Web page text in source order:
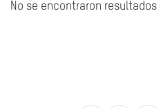
No se encontraron resultados